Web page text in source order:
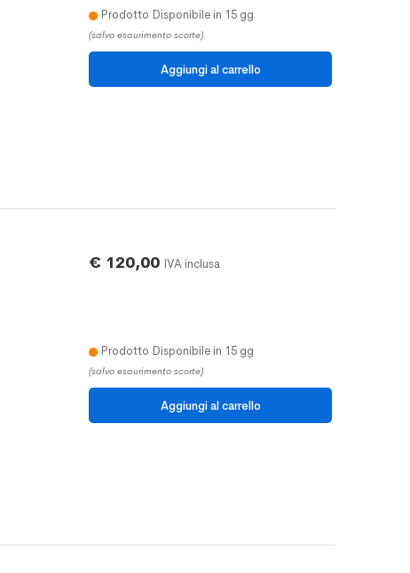
Prodotto Disponibile in 15 gg
(salvo esaurimento scorte)
€ 120,00 IVA inclusa
Prodotto Disponibile in 15 gg
(salvo esaurimento scorte)